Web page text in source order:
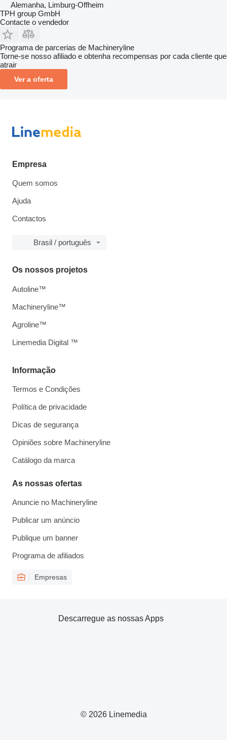
Alemanha, Limburg-Offheim
TPH group GmbH
Contacte o vendedor
Programa de parcerias de Machineryline
Torne-se nosso afiliado e obtenha recompensas por cada cliente que
atrair
Ver a oferta
Empresa
Quem somos
Ajuda
Contactos
Brasil / português
Informação
Termos e Condições
Política de privacidade
Dicas de segurança
Opiniões sobre Machineryline
Catálogo da marca
As nossas ofertas
Anuncie no Machineryline
Publicar um anúncio
Publique um banner
Programa de afiliados
Empresas
Os nossos projetos
Autoline™
Machineryline™
Agroline™
Linemedia Digital ™
© 2026 Linemedia
Descarregue as nossas Apps